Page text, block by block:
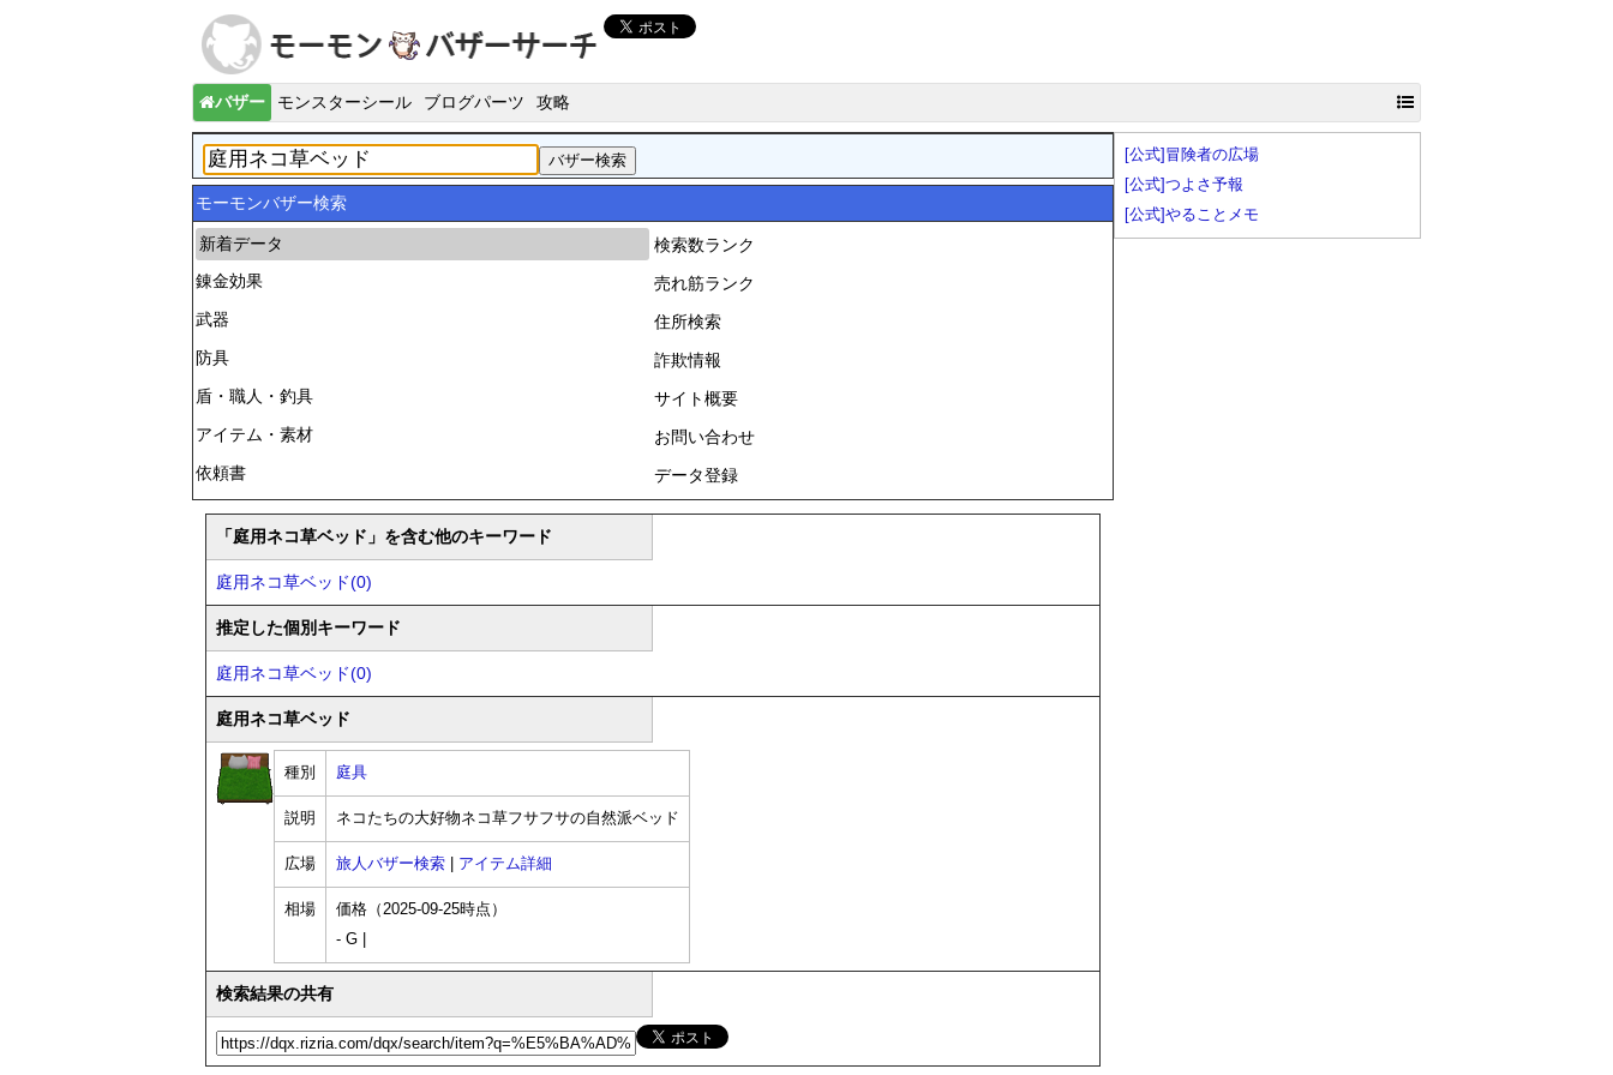
バザー モンスターシール ブログパーツ 攻略
モーモンバザー検索
新着データ
錬金効果
武器
防具
盾・職人・釣具
アイテム・素材
依頼書
検索数ランク
売れ筋ランク
住所検索
詐欺情報
サイト概要
お問い合わせ
データ登録
「庭用ネコ草ベッド」を含む他のキーワード
庭用ネコ草ベッド(0)
推定した個別キーワード
庭用ネコ草ベッド(0)
庭用ネコ草ベッド
種別 庭具
説明 ネコたちの大好物ネコ草フサフサの自然派ベッド
広場 旅人バザー検索 アイテム詳細
相場
価格（2025-09-25時点）
- G |
検索結果の共有
[公式]冒険者の広場
[公式]つよさ予報
[公式]やることメモ